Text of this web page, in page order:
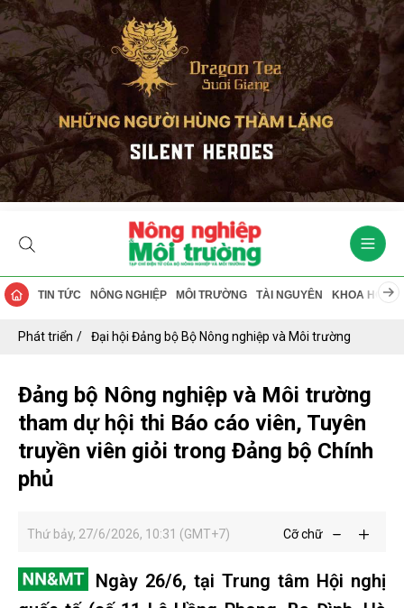
TIN TỨC NÔNG NGHIỆP MÔI TRƯỜNG TÀI NGUYÊN KHOA HỌC
Phát triển Đại hội Đảng bộ Bộ Nông nghiệp và Môi trường
Đảng bộ Nông nghiệp và Môi trường
tham dự hội thi Báo cáo viên, Tuyên
truyền viên giỏi trong Đảng bộ Chính
phủ
Thứ bảy, 27/6/2026, 10:31 (GMT+7) Cỡ chữ
Ngày 26/6, tại Trung tâm Hội nghị